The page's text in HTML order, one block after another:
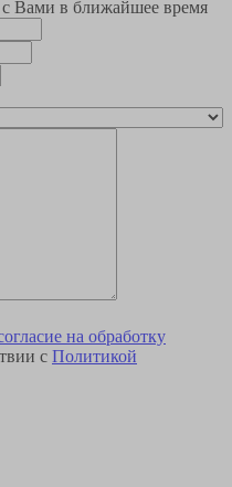
Вами в ближайшее время
на обработку
с Политикой